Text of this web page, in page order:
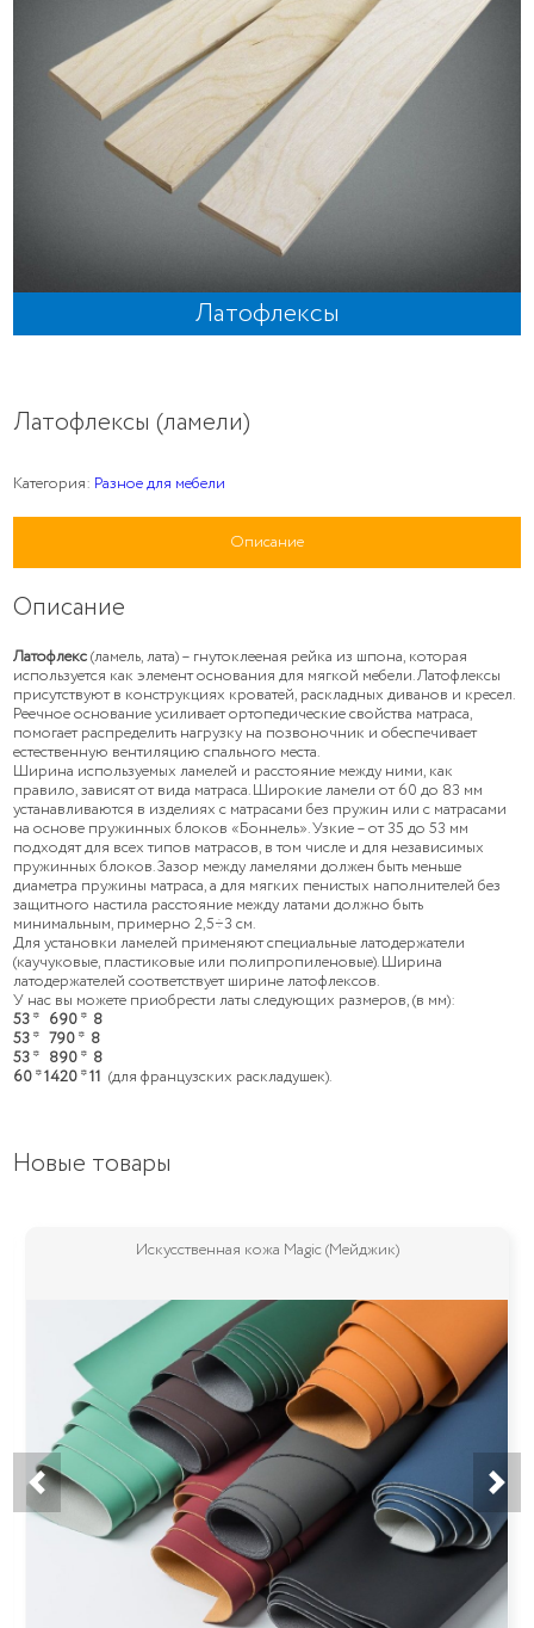
Латофлексы
Латофлексы (ламели)
Категория: Разное для мебели
Описание
Описание
Латофлекс(ламель, лата) – гнутоклееная рейка из шпона, которая
используется как элемент основания для мягкой мебели. Латофлексы
присутствуют в конструкциях кроватей, раскладных диванов и кресел.
Реечное основание усиливает ортопедические свойства матраса,
помогает распределить нагрузку на позвоночник и обеспечивает
естественную вентиляцию спального места.
Ширина используемых ламелей и расстояние между ними, как
правило, зависят от вида матраса. Широкие ламели от 60 до 83 мм
устанавливаются в изделиях с матрасами без пружин или с матрасами
на основе пружинных блоков «Боннель». Узкие – от 35 до 53 мм
подходят для всех типов матрасов, в том числе и для независимых
пружинных блоков. Зазор между ламелями должен быть меньше
диаметра пружины матраса, а для мягких пенистых наполнителей без
защитного настила расстояние между латами должно быть
минимальным, примерно 2,5÷3 см.
Для установки ламелей применяют специальные латодержатели
(каучуковые, пластиковые или полипропиленовые). Ширина
латодержателей соответствует ширине латофлексов.
У нас вы можете приобрести латы следующих размеров, (в мм):
53 * 690 * 8
53 * 790 * 8
53 * 890 * 8
60 * 1420 * 11 (для французских раскладушек).
Новые товары
Искусственная кожа Magic (Мейджик)